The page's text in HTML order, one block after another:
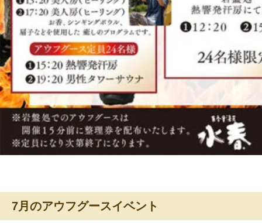
7月のアウフグースイベント